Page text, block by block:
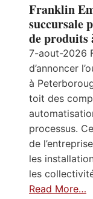
Franklin
succursale
de produits
7-aout-2026
d’annoncer
à
toit des
processus.
de
les
les
Read More…